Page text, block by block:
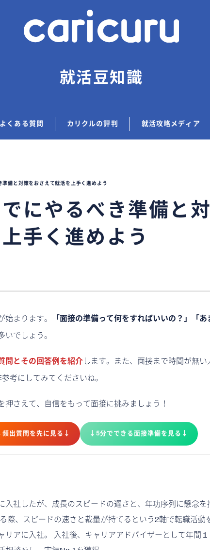
就活豆知識
よくある質問 カリクルの評判 就活攻略メディア
準備と対策をおさえて就活を上手く進めよう
でにやるべき準備と
手く進めよう
始まります。 「面接の準備って何をすればいいの？」「あ
いでしょう。
問とその回答例を紹介 します。また、面接まで時間が無い
考にしてみてくださいね。
さえて、自信をもって面接に挑みましょう！
頻出質問を先に見る↓ ↓5分でできる面接準備を見る↓
入社したが、成長のスピードの遅さと、年功序列に懸念を
際、スピードの速さと裁量が持てるという2軸で転職活動
リアに入社。 入社後、キャリアアドバイザーとして年間
相談をし、実績No.1を獲得。